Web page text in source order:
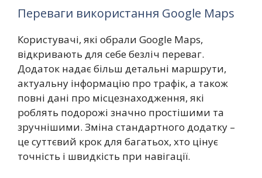
Переваги використання Google Maps
Користувачі, які обрали Google Maps,
відкривають для себе безліч переваг.
Додаток надає більш детальні маршрути,
актуальну інформацію про трафік, а також
повні дані про місцезнаходження, які
роблять подорожі значно простішими та
зручнішими. Зміна стандартного додатку –
це суттєвий крок для багатьох, хто цінує
точність і швидкість при навігації.